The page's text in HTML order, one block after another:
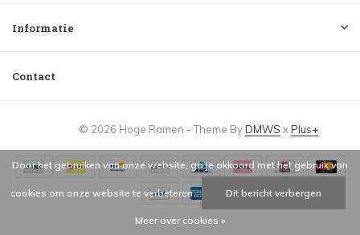
Informatie
Contact
© 2026 Hoge Ramen - Theme ByDMWS xPlus+
Door het gebruiken van onze website, ga je akkoord met het gebruik van
cookies om onze website te verbeteren. Dit bericht verbergen
Meer over cookies »